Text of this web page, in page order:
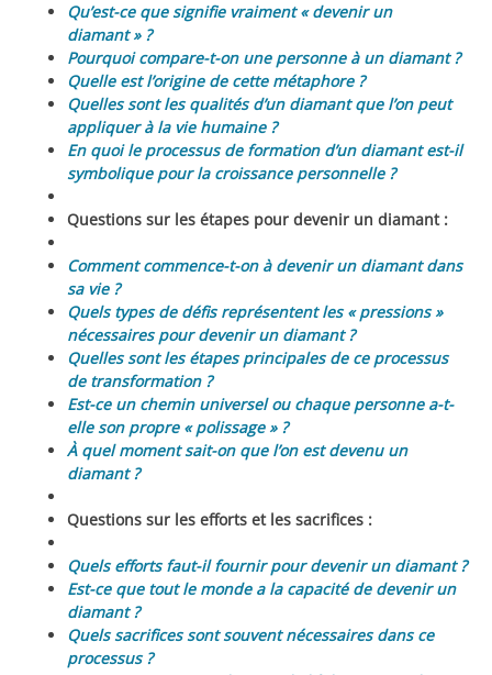
Qu’est-ce que signifie vraiment « devenir un
diamant » ?
Pourquoi compare-t-on une personne à un diamant ?
Quelle est l’origine de cette métaphore ?
Quelles sont les qualités d’un diamant que l’on peut
appliquer à la vie humaine ?
En quoi le processus de formation d’un diamant est-il
symbolique pour la croissance personnelle ?
Questions sur les étapes pour devenir un diamant :
Comment commence-t-on à devenir un diamant dans
sa vie ?
Quels types de défis représentent les « pressions »
nécessaires pour devenir un diamant ?
Quelles sont les étapes principales de ce processus
de transformation ?
Est-ce un chemin universel ou chaque personne a-t-
elle son propre « polissage » ?
À quel moment sait-on que l’on est devenu un
diamant ?
Questions sur les efforts et les sacrifices :
Quels efforts faut-il fournir pour devenir un diamant ?
Est-ce que tout le monde a la capacité de devenir un
diamant ?
Quels sacrifices sont souvent nécessaires dans ce
processus ?